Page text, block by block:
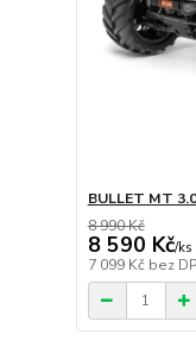
BULLET MT
8 990 Kč
8 590 Kč/ks
7 099 Kč bez